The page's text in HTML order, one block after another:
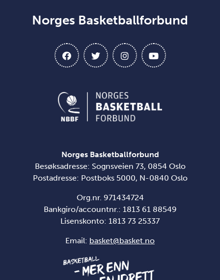
Norges Basketballforbund
Norges Basketballforbund
Besøksadresse: Sognsveien 73, 0854 Oslo
Postadresse: Postboks 5000, N-0840 Oslo
Org.nr. 971434724
Bankgiro/accountnr.: 1813 61 88549
Lisenskonto: 1813 73 25337
Email: basket@basket.no